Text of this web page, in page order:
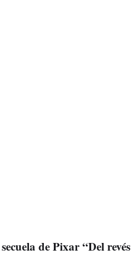
secuela de Pixar “Del revés